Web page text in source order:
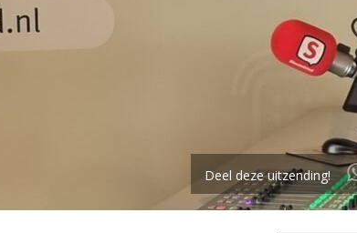
Deel deze uitzending!